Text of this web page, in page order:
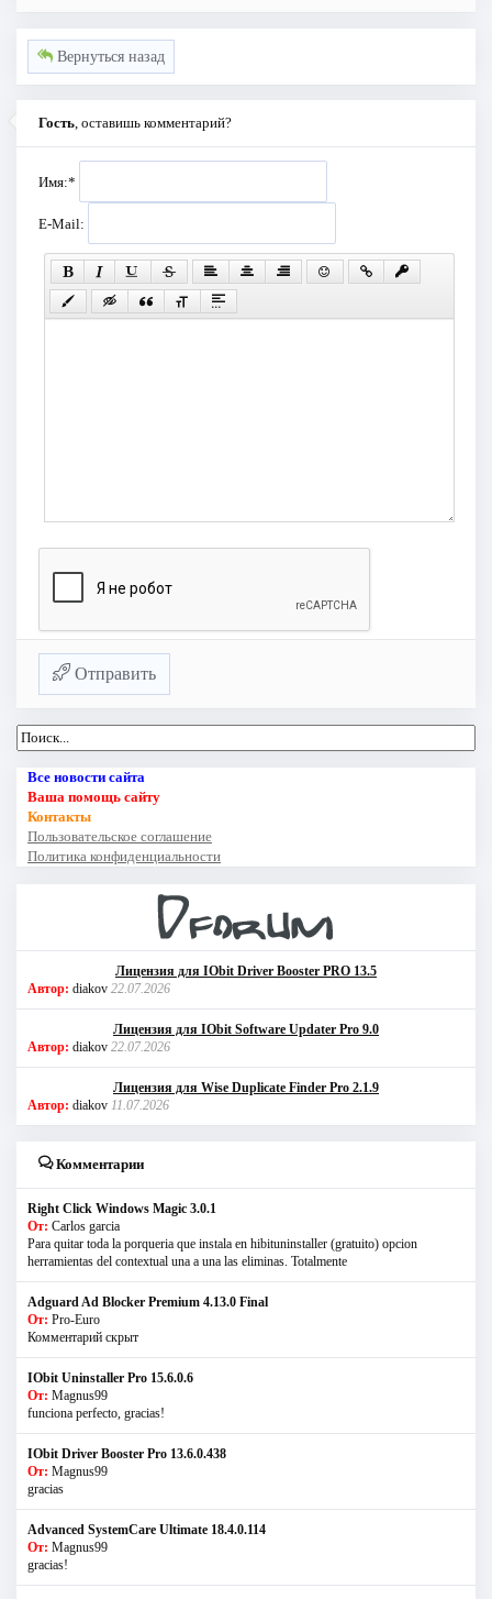
Вернуться назад
Гость, оставишь комментарий?
Имя:*
E-Mail:
Отправить
Все новости сайта
Ваша помощь сайту
Контакты
Пользовательское соглашение
Политика конфиденциальности
Лицензия для IObit Driver Booster PRO 13.5
Автор: diakov 22.07.2026
Лицензия для IObit Software Updater Pro 9.0
Автор: diakov 22.07.2026
Лицензия для Wise Duplicate Finder Pro 2.1.9
Автор: diakov 11.07.2026
Комментарии
Right Click Windows Magic 3.0.1
От: Carlos garcia
Para quitar toda la porqueria que instala en hibituninstaller (gratuito) opcion
herramientas del contextual una a una las eliminas. Totalmente
Adguard Ad Blocker Premium 4.13.0 Final
От: Pro-Euro
Комментарий скрыт
IObit Uninstaller Pro 15.6.0.6
От: Magnus99
funciona perfecto, gracias!
IObit Driver Booster Pro 13.6.0.438
От: Magnus99
gracias
Advanced SystemCare Ultimate 18.4.0.114
От: Magnus99
gracias!